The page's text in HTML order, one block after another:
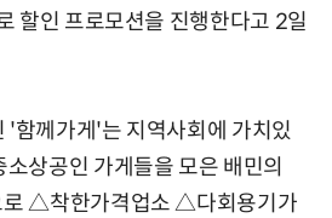
할인 프로모션을 진행한다고 2일
'함께가게'는 지역사회에 가치있
상공인 가게들을 모은 배민의
로 △착한가격업소 △다회용기가